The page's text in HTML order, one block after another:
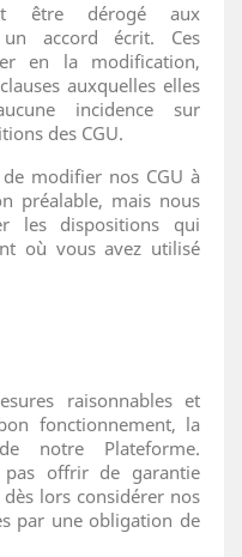
être dérogé aux
accord écrit. Ces
en la modification,
auxquelles elles
incidence sur
des CGU.
modifier nos CGU à
préalable, mais nous
les dispositions qui
où vous avez utilisé
raisonnables et
fonctionnement, la
notre Plateforme.
pas offrir de garantie
lors considérer nos
par une obligation de